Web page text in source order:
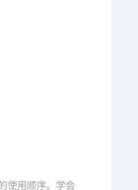
使用顺序。学会